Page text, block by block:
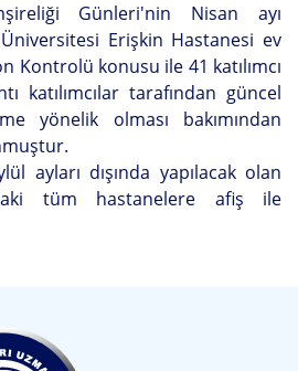
Günleri'nin Nisan ayı
Erişkin Hastanesi ev
Kontrolü konusu ile 41 katılımcı
katılımcılar tarafından güncel
yönelik olması bakımından
ayları dışında yapılacak olan
tüm hastanelere afiş ile